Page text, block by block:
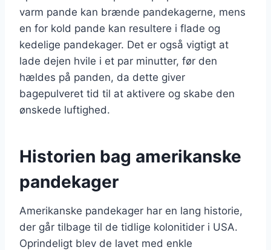
varm pande kan brænde pandekagerne, mens
en for kold pande kan resultere i flade og
kedelige pandekager. Det er også vigtigt at
lade dejen hvile i et par minutter, før den
hældes på panden, da dette giver
bagepulveret tid til at aktivere og skabe den
ønskede luftighed.
Historien bag amerikanske
pandekager
Amerikanske pandekager har en lang historie,
der går tilbage til de tidlige kolonitider i USA.
Oprindeligt blev de lavet med enkle